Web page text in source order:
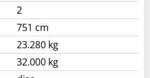
2
751 cm
23.280 kg
32.000 kg